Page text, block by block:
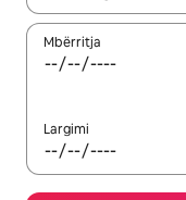
Mbërritja
Largimi